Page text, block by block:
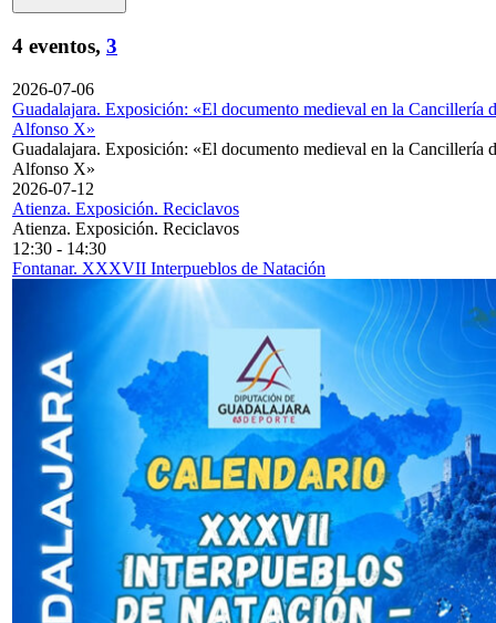
4 eventos, 3
2026-07-06
Guadalajara. Exposición: «El documento medieval en la Cancillería
Alfonso X»
Guadalajara. Exposición: «El documento medieval en la Cancillería
Alfonso X»
2026-07-12
Atienza. Exposición. Reciclavos
Atienza. Exposición. Reciclavos
12:30 - 14:30
Fontanar. XXXVII Interpueblos de Natación